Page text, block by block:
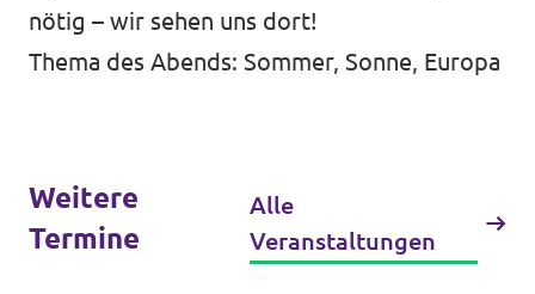
Transparenz
nötig – wir sehen uns dort!
Thema des Abends: Sommer, Sonne, Europa
Weitere
Termine
Alle
Veranstaltungen